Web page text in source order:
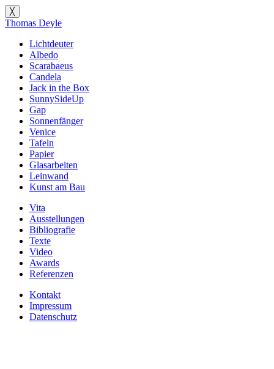
╳
Thomas Deyle
Lichtdeuter
Albedo
Scarabaeus
Candela
Jack in the Box
SunnySideUp
Gap
Sonnenfänger
Venice
Tafeln
Papier
Glasarbeiten
Leinwand
Kunst am Bau
Vita
Ausstellungen
Bibliografie
Texte
Video
Awards
Referenzen
Kontakt
Impressum
Datenschutz